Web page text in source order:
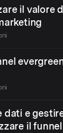
il valore
dati e
il